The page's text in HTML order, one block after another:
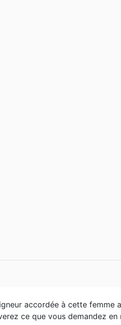
accordée à cette femme
ce que vous demandez en